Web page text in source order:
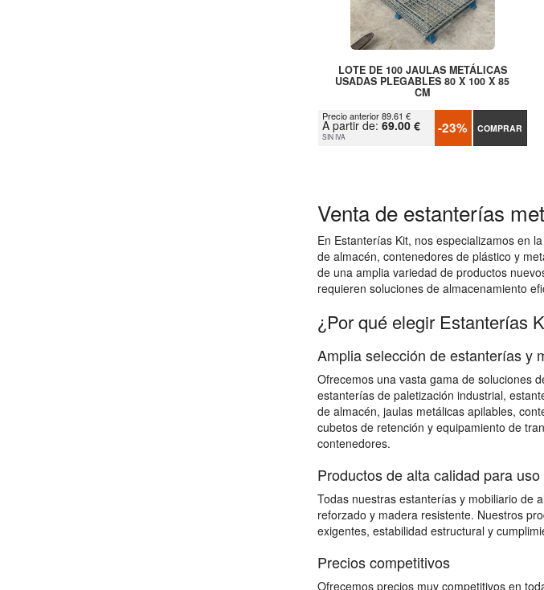
LOTE DE 100 JAULAS METÁLICAS
USADAS PLEGABLES 80 X 100 X 85
CM
Precio anterior 89.61 €
A partir de: 69.00 €
SIN IVA -23% COMPRAR
Venta de estanterías
En Estanterías Kit, nos especializamos en
de almacén, contenedores de plástico y
de una amplia variedad de productos
requieren soluciones de almacenamiento
¿Por qué elegir Estanterías
Amplia selección de estanterías y
Ofrecemos una vasta gama de soluciones
estanterías de paletización industrial,
de almacén, jaulas metálicas apilables,
cubetos de retención y equipamiento de
contenedores.
Productos de alta calidad para
Todas nuestras estanterías y mobiliario de
reforzado y madera resistente. Nuestros
exigentes, estabilidad estructural y
Precios competitivos
Ofrecemos precios muy competitivos en